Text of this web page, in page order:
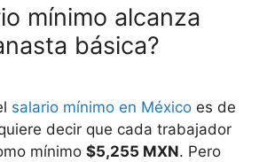
mínimo alcanza
básica?
salario mínimo en México es de
decir que cada trabajador
mínimo $5,255 MXN. Pero